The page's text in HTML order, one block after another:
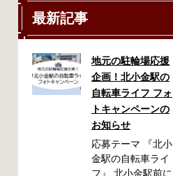
最新記事
地元の駐輪場応援
企画！北小金駅の
自転車ライフ フォ
トキャンペーンの
お知らせ
応募テーマ 『北小
金駅の自転車ライ
フ』 北小金駅前に